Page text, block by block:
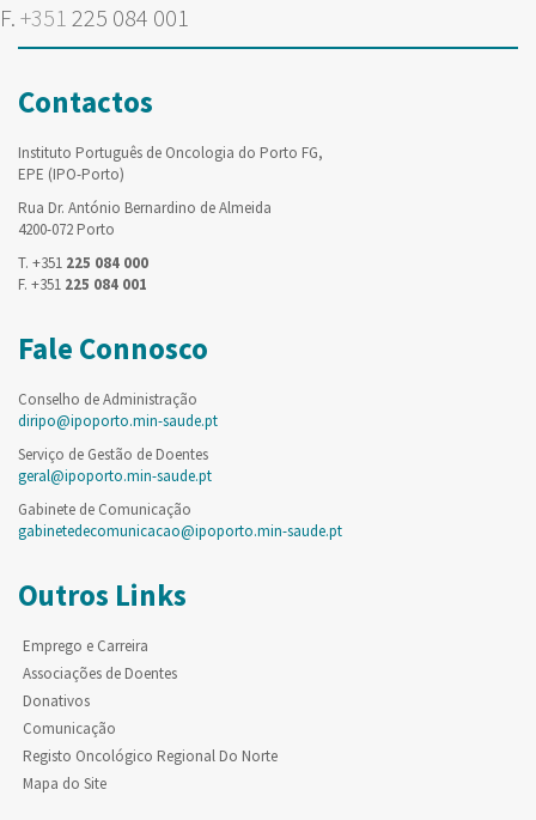
F. +351 225 084 001
Contactos
Instituto Português de Oncologia do Porto FG,
EPE (IPO-Porto)
Rua Dr. António Bernardino de Almeida
4200-072 Porto
T. +351 225 084 000
F. +351 225 084 001
Fale Connosco
Conselho de Administração
diripo@ipoporto.min-saude.pt
Serviço de Gestão de Doentes
geral@ipoporto.min-saude.pt
Gabinete de Comunicação
gabinetedecomunicacao@ipoporto.min-saude.pt
Outros Links
Emprego e Carreira
Associações de Doentes
Donativos
Comunicação
Registo Oncológico Regional Do Norte
Mapa do Site